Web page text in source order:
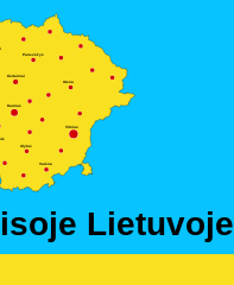
Lietuvoje